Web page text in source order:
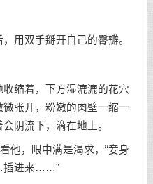
双手掰开自己的臀瓣。
缩着，下方湿漉漉的花穴
张开，粉嫩的肉壁一缩一
阴流下，滴在地上。
，眼中满是渴求，“妾身
插进来……”